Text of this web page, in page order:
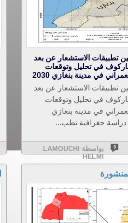
تطبيقات الاستشعار عن بعد
في تحليل وتوقعات
في مدينة بنغازي 2030
تطبيقات الاستشعار عن بعد
في تحليل وتوقعات
في مدينة بنغازي
بواسطة LAMOUCHI
HELMI
0